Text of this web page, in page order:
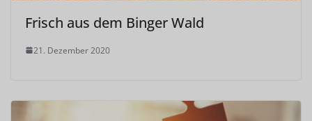
Frisch aus dem Binger Wald
21. Dezember 2020